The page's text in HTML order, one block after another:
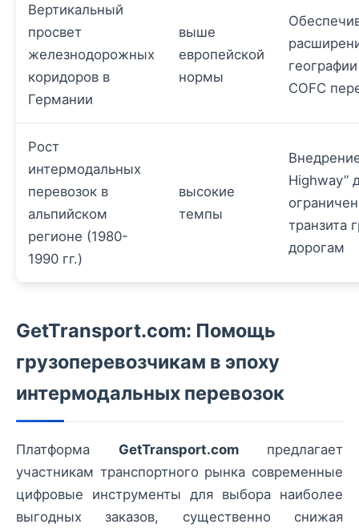
Вертикальный
просвет
железнодорожных
коридоров в
Германии
выше
европейской
нормы
COFC
Рост
интермодальных
перевозок в
альпийском
регионе (1980-
1990 гг.)
высокие
темпы
Highway”
транзита
дорогам
GetTransport.com: Помощь
грузоперевозчикам в эпоху
интермодальных перевозок
Платформа GetTransport.comпредлагает
участникам транспортного рынка современные
цифровые инструменты для выбора наиболее
выгодных заказов, существенно снижая